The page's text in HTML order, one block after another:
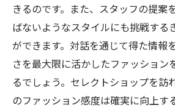
自分に合ったショップを
ント
ショップ選びで得られる
ショップ巡りで得る自分
体験から得るショップ選び
きるのです。また、スタッフの提案
ばないようなスタイルにも挑戦する
ができます。対話を通じて得た情報
さを最大限に活かしたファッション
るでしょう。セレクトショップを訪
のファッション感度は確実に向上す